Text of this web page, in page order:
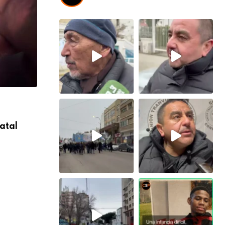
SOCIEDAD
Comodoro despide a Miguel Criado
exfuncionario municipal
8 AGOSTO, 2026